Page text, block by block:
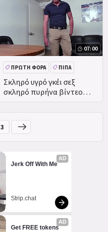
07:00
Σκληρό υγρό γκέι σεξ
σκληρό πυρήνα βίντεο
πρώτη φορά Ξεβράκωτος
παρασκευή!
ΠΡΏΤΗ ΦΟΡΆ ΠΊΠΑ
3
AD
Jerk Off With Me
Strip.chat
AD
Get FREE tokens